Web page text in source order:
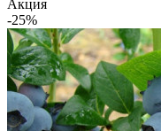
Акция
-25%